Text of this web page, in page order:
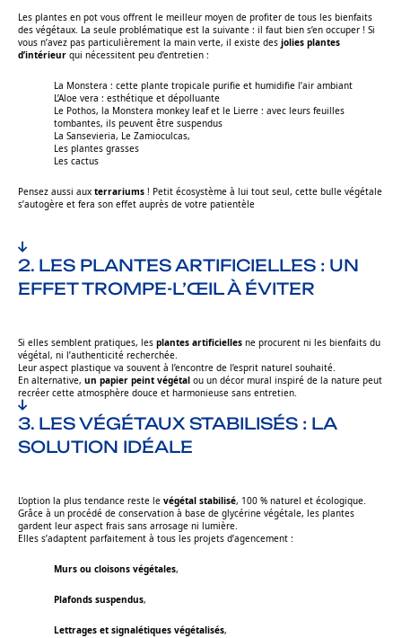
Les plantes en pot vous offrent le meilleur moyen de profiter de tous les bienfaits
des végétaux. La seule problématique est la suivante : il faut bien s’en occuper ! Si
vous n’avez pas particulièrement la main verte, il existe des jolies plantes
d’intérieur qui nécessitent peu d’entretien :
La Monstera : cette plante tropicale purifie et humidifie l’air ambiant
L’Aloe vera : esthétique et dépolluante
Le Pothos, la Monstera monkey leaf et le Lierre : avec leurs feuilles
tombantes, ils peuvent être suspendus
La Sansevieria, Le Zamioculcas,
Les plantes grasses
Les cactus
Pensez aussi aux terrariums ! Petit écosystème à lui tout seul, cette bulle végétale
s’autogère et fera son effet auprès de votre patientèle
2. LES PLANTES ARTIFICIELLES : UN
EFFET TROMPE-L’ŒIL À ÉVITER
Si elles semblent pratiques, les plantes artificielles ne procurent ni les bienfaits du
végétal, ni l’authenticité recherchée.
Leur aspect plastique va souvent à l’encontre de l’esprit naturel souhaité.
En alternative, un papier peint végétal ou un décor mural inspiré de la nature peut
recréer cette atmosphère douce et harmonieuse sans entretien.
3. LES VÉGÉTAUX STABILISÉS : LA
SOLUTION IDÉALE
L’option la plus tendance reste le végétal stabilisé, 100 % naturel et écologique.
Grâce à un procédé de conservation à base de glycérine végétale, les plantes
gardent leur aspect frais sans arrosage ni lumière.
Elles s’adaptent parfaitement à tous les projets d’agencement :
Murs ou cloisons végétales,
Plafonds suspendus,
Lettrages et signalétiques végétalisés,